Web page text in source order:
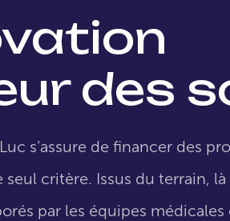
des
s’assure de financer des
seul critère. Issus du terrain,
par les équipes